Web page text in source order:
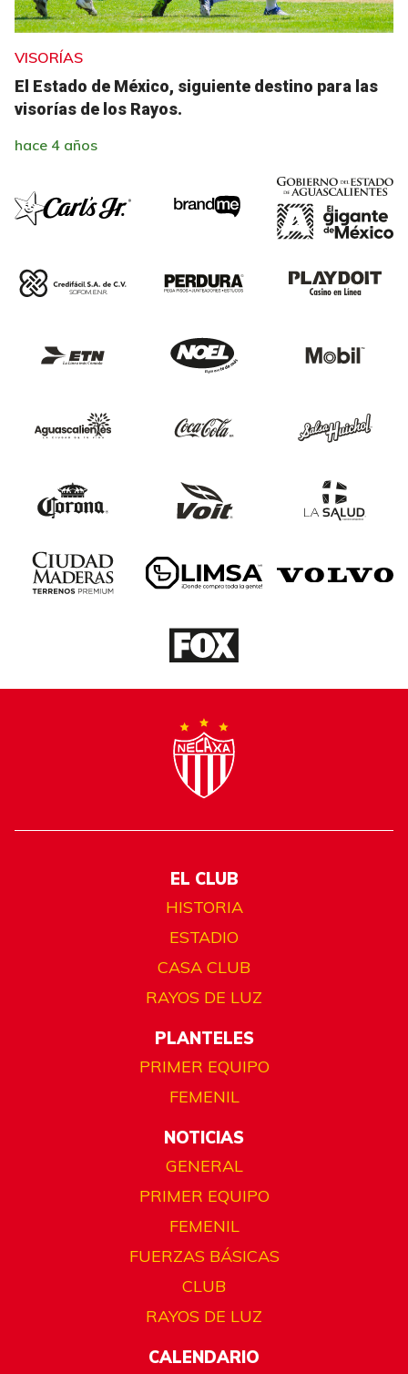
VISORÍAS
El Estado de México, siguiente destino para las
visorías de los Rayos.
hace 4 años
EL CLUB
HISTORIA
ESTADIO
CASA CLUB
RAYOS DE LUZ
PLANTELES
PRIMER EQUIPO
FEMENIL
NOTICIAS
GENERAL
PRIMER EQUIPO
FEMENIL
FUERZAS BÁSICAS
CLUB
RAYOS DE LUZ
CALENDARIO